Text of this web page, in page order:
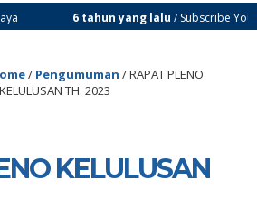
6 tahun yang lalu/ Subscribe Youtube
/ Pengumuman /RAPAT PLENO
KELULUSAN TH. 2023
KELULUSAN